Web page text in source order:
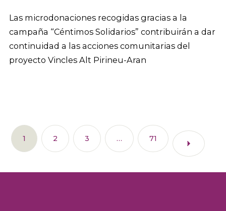
Las microdonaciones recogidas gracias a la
campaña “Céntimos Solidarios” contribuirán a dar
continuidad a las acciones comunitarias del
proyecto Vincles Alt Pirineu-Aran
1 2 3 … 71